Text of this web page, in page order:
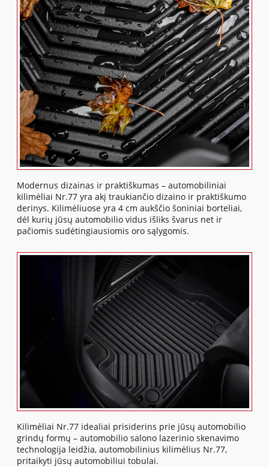
Modernus dizainas ir praktiškumas – automobiliniai
kilimėliai Nr.77 yra akį traukiančio dizaino ir praktiškumo
derinys. Kilimėliuose yra 4 cm aukščio šoniniai borteliai,
dėl kurių jūsų automobilio vidus išliks švarus net ir
pačiomis sudėtingiausiomis oro sąlygomis.
Kilimėliai Nr.77 idealiai prisiderins prie jūsų automobilio
grindų formų – automobilio salono lazerinio skenavimo
technologija leidžia, automobilinius kilimėlius Nr.77,
pritaikyti jūsų automobiliui tobulai.